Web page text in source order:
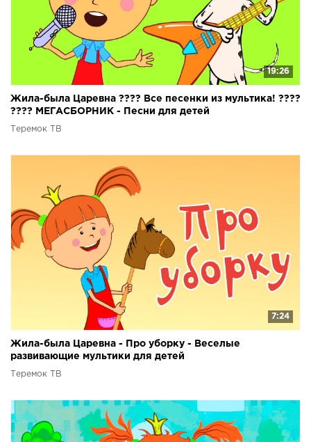
19:26
Жила-была Царевна ???? Все песенки из мультика! ????
???? МЕГАСБОРНИК - Песни для детей
Теремок ТВ
7:24
Жила-была Царевна - Про уборку - Веселые
развивающие мультики для детей
Теремок ТВ